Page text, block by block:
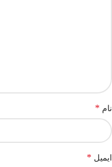
نام *
ایمیل *